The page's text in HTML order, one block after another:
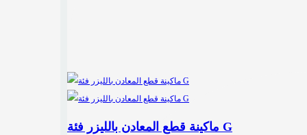
ماكينة قطع المعادن بالليزر فئة G